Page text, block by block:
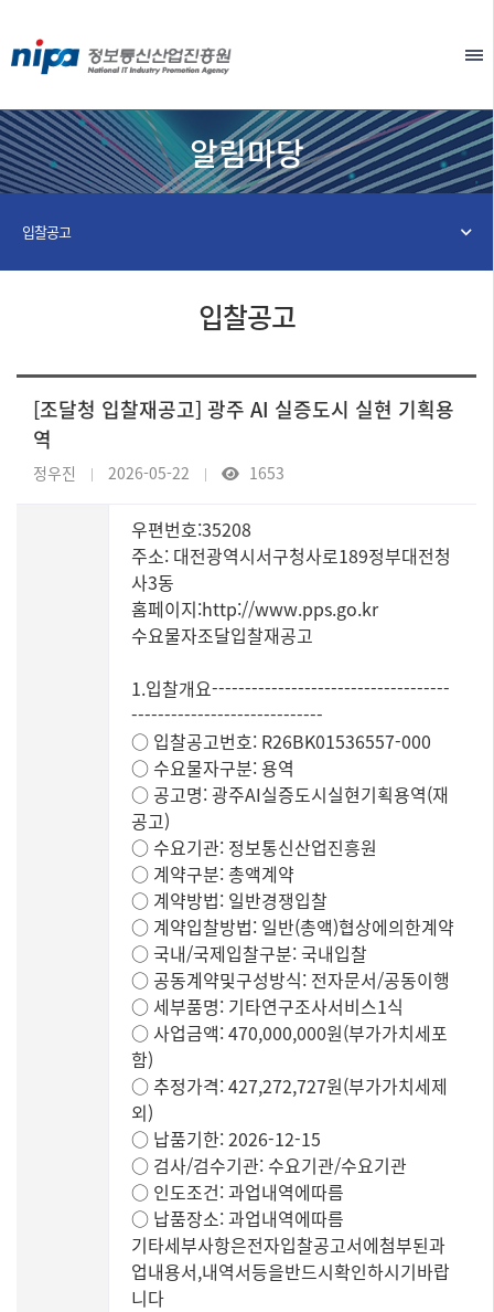
알림마당
입찰공고
입찰공고
[조달청 입찰재공고] 광주 AI 실증도시 실현 기획용
역
정우진 2026-05-22 1653
우편번호:35208
주소: 대전광역시서구청사로189정부대전청
사3동
홈페이지:http://www.pps.go.kr
수요물자조달입찰재공고
1.입찰개요------------------------------------
-----------------------------
○ 입찰공고번호: R26BK01536557-000
○ 수요물자구분: 용역
○ 공고명: 광주AI실증도시실현기획용역(재
공고)
○ 수요기관: 정보통신산업진흥원
○ 계약구분: 총액계약
○ 계약방법: 일반경쟁입찰
○ 계약입찰방법: 일반(총액)협상에의한계약
○ 국내/국제입찰구분: 국내입찰
○ 공동계약및구성방식: 전자문서/공동이행
○ 세부품명: 기타연구조사서비스1식
○ 사업금액: 470,000,000원(부가가치세포
함)
○ 추정가격: 427,272,727원(부가가치세제
외)
○ 납품기한: 2026-12-15
○ 검사/검수기관: 수요기관/수요기관
○ 인도조건: 과업내역에따름
○ 납품장소: 과업내역에따름
기타세부사항은전자입찰공고서에첨부된과
업내용서,내역서등을반드시확인하시기바랍
니다